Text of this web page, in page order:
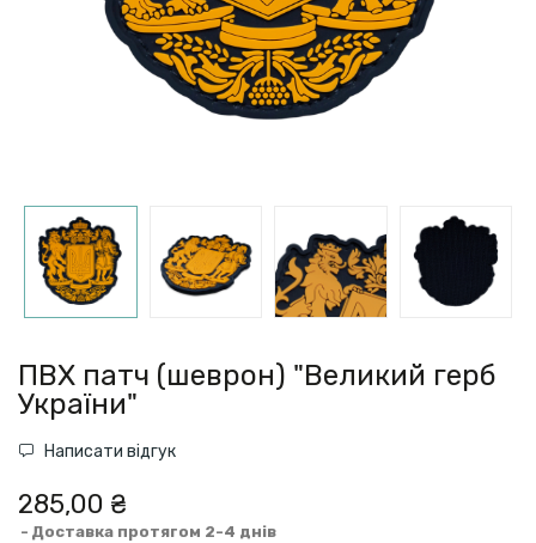
ПВХ патч (шеврон) "Великий герб
України"
Написати відгук
285,00 ₴
Доставка протягом 2-4 днів